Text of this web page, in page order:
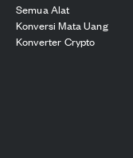
Semua Alat
Konversi Mata Uang
Konverter Crypto